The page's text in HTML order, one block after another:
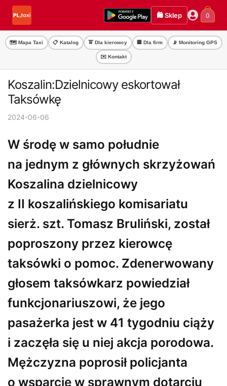
Przejdź
nawigacji
Przejdź
treści
🛍️ Sklep 0
🗺️ Mapa Taxi 📋 Katalog 🚖 Dla kierowcy 🏢 Dla firm 📡 Monitoring GPS
✉️ Kontakt
Koszalin:Dzielnicowy eskortował
Taksówkę
2024-06-06
W środę w samo południe
na jednym z głównych skrzyżowań
Koszalina dzielnicowy
z II koszalińskiego komisariatu
sierż. szt. Tomasz Bruliński, został
poproszony przez kierowcę
taksówki o pomoc. Zdenerwowany
głosem taksówkarz powiedział
funkcjonariuszowi, że jego
pasażerka jest w 41 tygodniu ciąży
i zaczęła się u niej akcja porodowa.
Mężczyzna poprosił policjanta
o wsparcie w sprawnym dotarciu